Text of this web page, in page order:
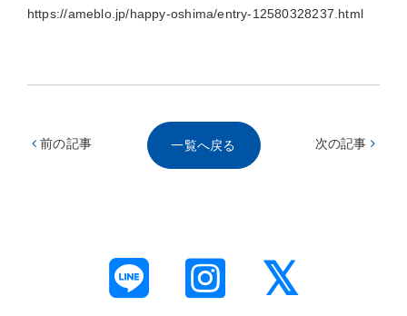
https://ameblo.jp/happy-oshima/entry-12580328237.html
一覧へ戻る
前の記事 次の記事